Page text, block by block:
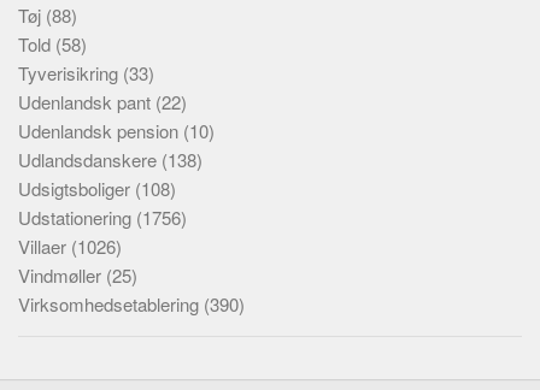
Tøj (88)
Told (58)
Tyverisikring (33)
Udenlandsk pant (22)
Udenlandsk pension (10)
Udlandsdanskere (138)
Udsigtsboliger (108)
Udstationering (1756)
Villaer (1026)
Vindmøller (25)
Virksomhedsetablering (390)